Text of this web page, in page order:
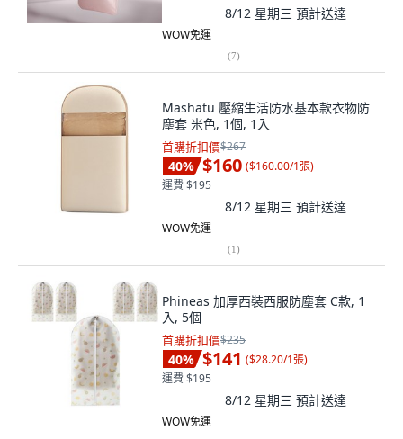
8/12 星期三 預計送達
WOW免運
(7)
Mashatu 壓縮生活防水基本款衣物防
塵套 米色, 1個, 1入
首購折扣價$267
40% $160 ($160.00/1張)
運費 $195
8/12 星期三 預計送達
WOW免運
(1)
Phineas 加厚西裝西服防塵套 C款, 1
入, 5個
首購折扣價$235
40% $141 ($28.20/1張)
運費 $195
8/12 星期三 預計送達
WOW免運